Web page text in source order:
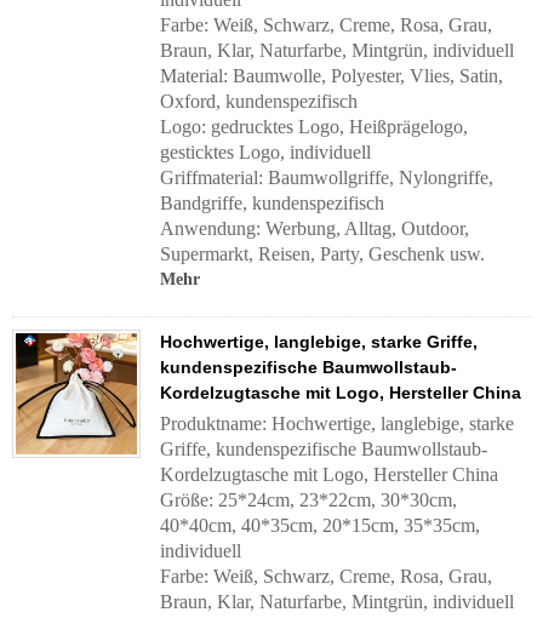
Farbe: Weiß, Schwarz, Creme, Rosa, Grau,
Braun, Klar, Naturfarbe, Mintgrün, individuell
Material: Baumwolle, Polyester, Vlies, Satin,
Oxford, kundenspezifisch
Logo: gedrucktes Logo, Heißprägelogo,
gesticktes Logo, individuell
Griffmaterial: Baumwollgriffe, Nylongriffe,
Bandgriffe, kundenspezifisch
Anwendung: Werbung, Alltag, Outdoor,
Supermarkt, Reisen, Party, Geschenk usw.
Mehr
Hochwertige, langlebige, starke Griffe,
kundenspezifische Baumwollstaub-
Kordelzugtasche mit Logo, Hersteller China
Produktname: Hochwertige, langlebige, starke
Griffe, kundenspezifische Baumwollstaub-
Kordelzugtasche mit Logo, Hersteller China
Größe: 25*24cm, 23*22cm, 30*30cm,
40*40cm, 40*35cm, 20*15cm, 35*35cm,
individuell
Farbe: Weiß, Schwarz, Creme, Rosa, Grau,
Braun, Klar, Naturfarbe, Mintgrün, individuell